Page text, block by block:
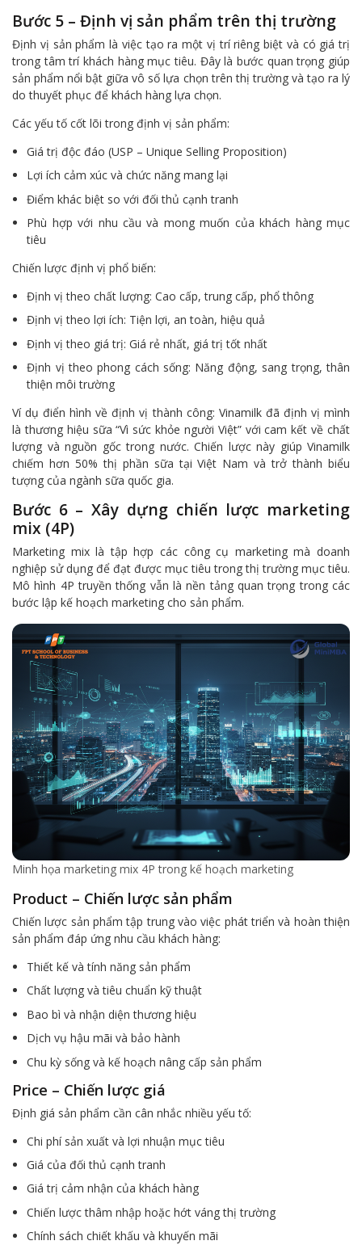
Bước 5 – Định vị sản phẩm trên thị trường
Định vị sản phẩm là việc tạo ra một vị trí riêng biệt và có giá trị
trong tâm trí khách hàng mục tiêu. Đây là bước quan trọng giúp
sản phẩm nổi bật giữa vô số lựa chọn trên thị trường và tạo ra lý
do thuyết phục để khách hàng lựa chọn.
Các yếu tố cốt lõi trong định vị sản phẩm:
Giá trị độc đáo (USP – Unique Selling Proposition)
Lợi ích cảm xúc và chức năng mang lại
Điểm khác biệt so với đối thủ cạnh tranh
Phù hợp với nhu cầu và mong muốn của khách hàng mục
tiêu
Chiến lược định vị phổ biến:
Định vị theo chất lượng: Cao cấp, trung cấp, phổ thông
Định vị theo lợi ích: Tiện lợi, an toàn, hiệu quả
Định vị theo giá trị: Giá rẻ nhất, giá trị tốt nhất
Định vị theo phong cách sống: Năng động, sang trọng, thân
thiện môi trường
Ví dụ điển hình về định vị thành công: Vinamilk đã định vị mình
là thương hiệu sữa “Vì sức khỏe người Việt” với cam kết về chất
lượng và nguồn gốc trong nước. Chiến lược này giúp Vinamilk
chiếm hơn 50% thị phần sữa tại Việt Nam và trở thành biểu
tượng của ngành sữa quốc gia.
Bước 6 – Xây dựng chiến lược marketing
mix (4P)
Marketing mix là tập hợp các công cụ marketing mà doanh
nghiệp sử dụng để đạt được mục tiêu trong thị trường mục tiêu.
Mô hình 4P truyền thống vẫn là nền tảng quan trọng trong các
bước lập kế hoạch marketing cho sản phẩm.
Minh họa marketing mix 4P trong kế hoạch marketing
Product – Chiến lược sản phẩm
Chiến lược sản phẩm tập trung vào việc phát triển và hoàn thiện
sản phẩm đáp ứng nhu cầu khách hàng:
Thiết kế và tính năng sản phẩm
Chất lượng và tiêu chuẩn kỹ thuật
Bao bì và nhận diện thương hiệu
Dịch vụ hậu mãi và bảo hành
Chu kỳ sống và kế hoạch nâng cấp sản phẩm
Price – Chiến lược giá
Định giá sản phẩm cần cân nhắc nhiều yếu tố:
Chi phí sản xuất và lợi nhuận mục tiêu
Giá của đối thủ cạnh tranh
Giá trị cảm nhận của khách hàng
Chiến lược thâm nhập hoặc hớt váng thị trường
Chính sách chiết khấu và khuyến mãi